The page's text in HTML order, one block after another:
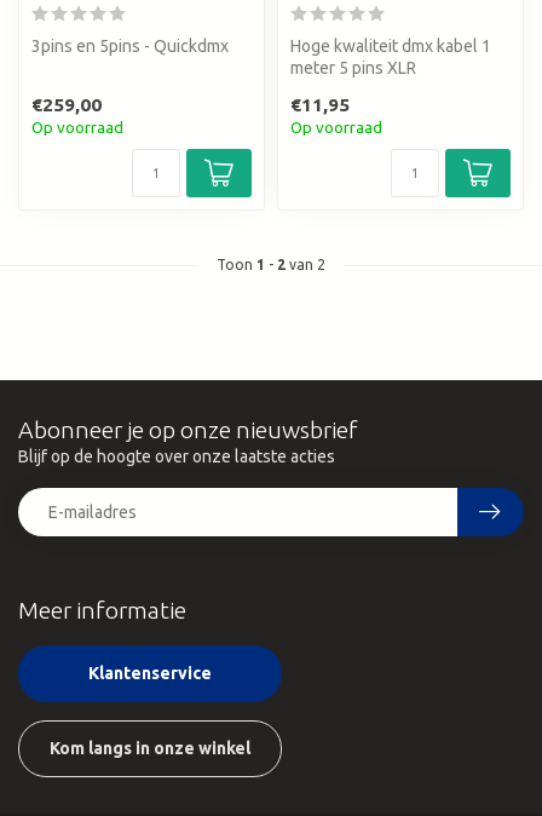
3pins en 5pins - Quickdmx
€259,00
Op voorraad
Hoge kwaliteit dmx kabel 1
meter 5 pins XLR
€11,95
Op voorraad
Toon 1 - 2 van 2
Meer informatie
Klantenservice
Kom langs in onze winkel
Abonneer je op onze nieuwsbrief
Blijf op de hoogte over onze laatste acties